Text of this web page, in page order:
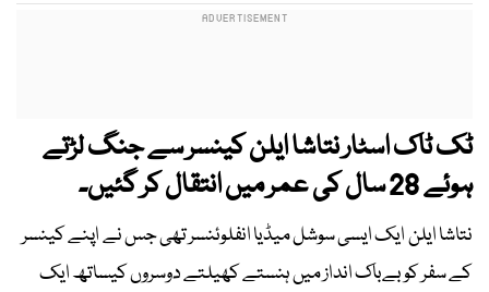
ٹک ٹاک اسٹار نتاشا ایلن کینسر سے جنگ لڑتے
ہوئے 28 سال کی عمر میں انتقال کر گئیں۔
نتاشا ایلن ایک ایسی سوشل میڈیا انفلوئنسر تھی جس نے اپنے کینسر
کے سفر کو بےباک انداز میں ہنستے کھیلتے دوسروں کیساتھ ایک